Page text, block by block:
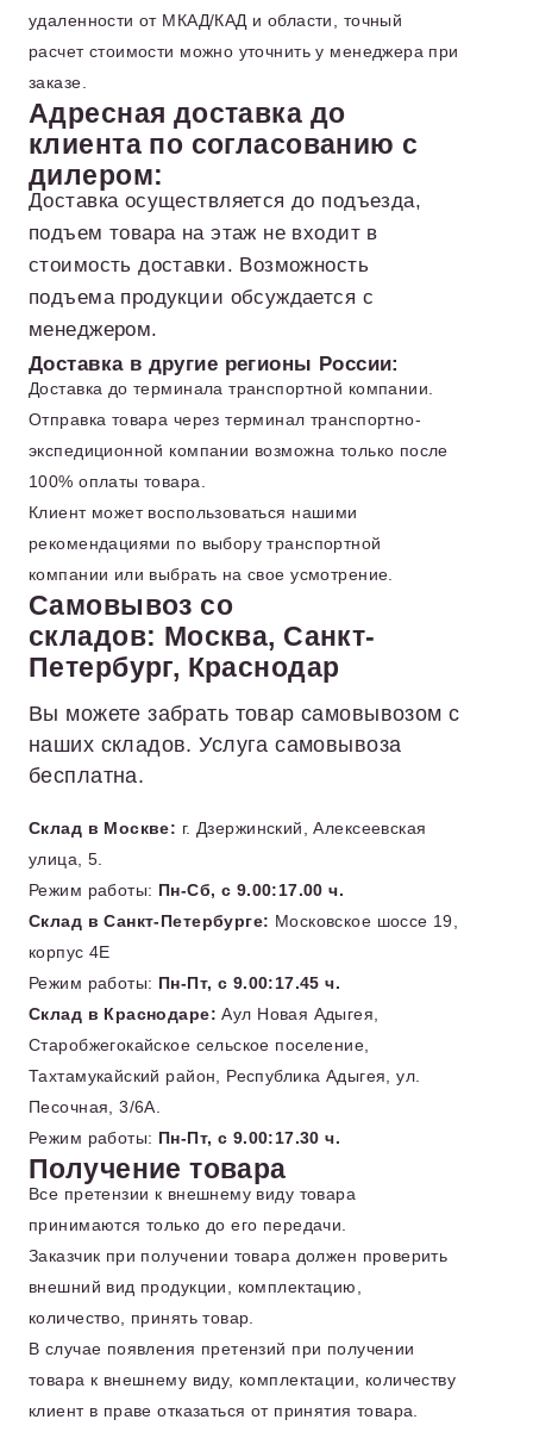
удаленности от МКАД/КАД и области, точный
расчет стоимости можно уточнить у менеджера при
заказе.
Адресная доставка до
клиента по согласованию с
дилером:
Доставка осуществляется до подъезда,
подъем товара на этаж не входит в
стоимость доставки. Возможность
подъема продукции обсуждается с
менеджером.
Доставка в другие регионы России:
Доставка до терминала транспортной компании.
Отправка товара через терминал транспортно-
экспедиционной компании возможна только после
100% оплаты товара.
Клиент может воспользоваться нашими
рекомендациями по выбору транспортной
компании или выбрать на свое усмотрение.
Самовывоз со
складов: Москва, Санкт-
Петербург, Краснодар
Вы можете забрать товар самовывозом с
наших складов. Услуга самовывоза
бесплатна.
Склад в Москве: г. Дзержинский, Алексеевская
улица, 5.
Режим работы: Пн-Сб, с 9.00:17.00 ч.
Склад в Санкт-Петербурге: Московское шоссе 19,
корпус 4Е
Режим работы: Пн-Пт, с 9.00:17.45 ч.
Склад в Краснодаре: Аул Новая Адыгея,
Старобжегокайское сельское поселение,
Тахтамукайский район, Республика Адыгея, ул.
Песочная, 3/6А.
Режим работы: Пн-Пт, с 9.00:17.30 ч.
Получение товара
Все претензии к внешнему виду товара
принимаются только до его передачи.
Заказчик при получении товара должен проверить
внешний вид продукции, комплектацию,
количество, принять товар.
В случае появления претензий при получении
товара к внешнему виду, комплектации, количеству
клиент в праве отказаться от принятия товара.